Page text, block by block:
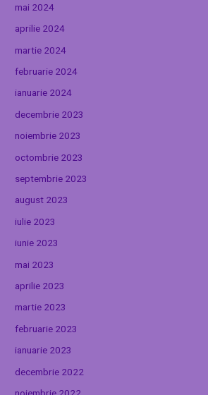
mai 2024
aprilie 2024
martie 2024
februarie 2024
ianuarie 2024
decembrie 2023
noiembrie 2023
octombrie 2023
septembrie 2023
august 2023
iulie 2023
iunie 2023
mai 2023
aprilie 2023
martie 2023
februarie 2023
ianuarie 2023
decembrie 2022